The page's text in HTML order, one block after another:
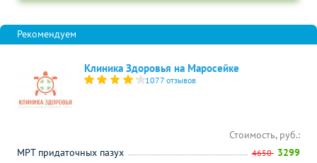
Клиника Здоровья на Маросейке
1077 отзывов
Стоимость, руб.:
МРТ придаточных пазух
4650 3299